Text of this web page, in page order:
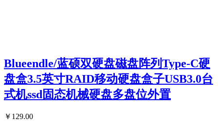
Blueendle/蓝硕双硬盘磁盘阵列Type-C硬
盘盒3.5英寸RAID移动硬盘盒子USB3.0台
式机ssd固态机械硬盘多盘位外置
￥129.00